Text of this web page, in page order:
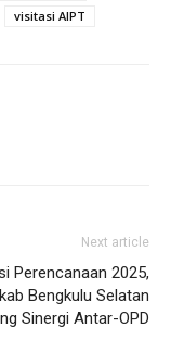
visitasi AIPT
Next article
Perencanaan 2025,
Bengkulu Selatan
Sinergi Antar-OPD